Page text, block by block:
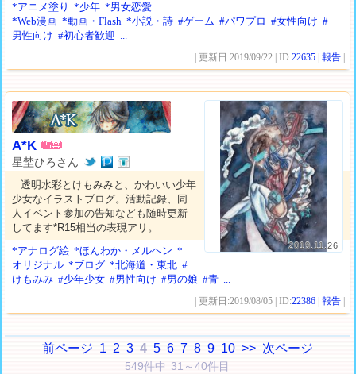
*アニメ塗り
*少年 *男女恋愛
*Web漫画 *動画・Flash *小説・詩 #ゲーム #パワプロ #女性向け #
男性向け #初心者歓迎 ...
| 更新日:2019/09/22 | ID:22635 |報告
2019.11.26
A*K
星埜ひろさん
透明水彩とけもみみと、かわいい少年
少女なイラストブログ。活動記録、同
人イベント参加の告知なども随時更新
してます*R15相当の表現アリ。
*アナログ絵 *ほんわか・メルヘン *
オリジナル *ブログ *北海道・東北 #
けもみみ #少年少女 #男性向け #男の娘 #青 ...
| 更新日:2019/08/05 | ID:22386 |報告
前ページ 1 2 3 4 5 6 7 8 9 10 >> 次ページ
549件中 31～40件目